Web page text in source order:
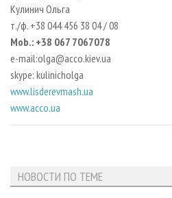
Кулинич Ольга
т./ф. +38 044 456 38 04 / 08
Mob.: +38 067 7067078
e-mail:olga@acco.kiev.ua
skype: kulinicholga
www.lisderevmash.ua
www.acco.ua
НОВОСТИ ПО ТЕМЕ